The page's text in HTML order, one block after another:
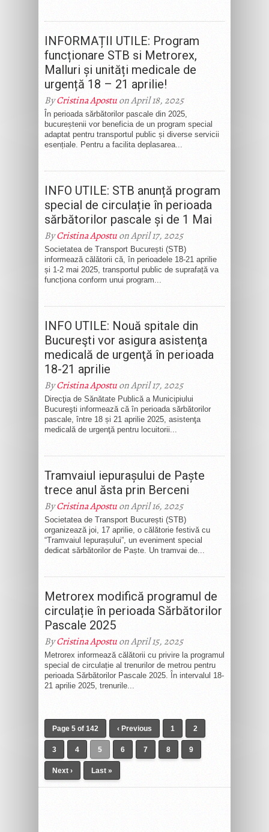
INFORMAȚII UTILE: Program
funcționare STB si Metrorex,
Malluri și unități medicale de
urgență 18 – 21 aprilie!
ByCristina Apostuon April 18, 2025
În perioada sărbătorilor pascale din 2025,
bucureștenii vor beneficia de un program special
adaptat pentru transportul public și diverse servicii
esențiale. Pentru a facilita deplasarea...
INFO UTILE: STB anunță program
special de circulație în perioada
sărbătorilor pascale și de 1 Mai
ByCristina Apostuon April 17, 2025
Societatea de Transport București (STB)
informează călătorii că, în perioadele 18-21 aprilie
și 1-2 mai 2025, transportul public de suprafață va
funcționa conform unui program...
INFO UTILE: Nouă spitale din
Bucureşti vor asigura asistenţa
medicală de urgenţă în perioada
18-21 aprilie
ByCristina Apostuon April 17, 2025
Direcţia de Sănătate Publică a Municipiului
Bucureşti informează că în perioada sărbătorilor
pascale, între 18 și 21 aprilie 2025, asistenţa
medicală de urgenţă pentru locuitorii...
Tramvaiul iepurașului de Paște
trece anul ăsta prin Berceni
ByCristina Apostuon April 16, 2025
Societatea de Transport București (STB)
organizează joi, 17 aprilie, o călătorie festivă cu
“Tramvaiul Iepurașului”, un eveniment special
dedicat sărbătorilor de Paște. Un tramvai de...
Metrorex modifică programul de
circulație în perioada Sărbătorilor
Pascale 2025
ByCristina Apostuon April 15, 2025
Metrorex informează călătorii cu privire la programul
special de circulație al trenurilor de metrou pentru
perioada Sărbătorilor Pascale 2025. În intervalul 18-
21 aprilie 2025, trenurile...
Page 5 of 142 ‹ Previous 1 2
3 4 5 6 7 8 9
Next › Last »